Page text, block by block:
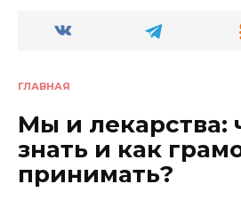
ГЛАВНАЯ
Мы и лекарства:
знать и как
принимать?